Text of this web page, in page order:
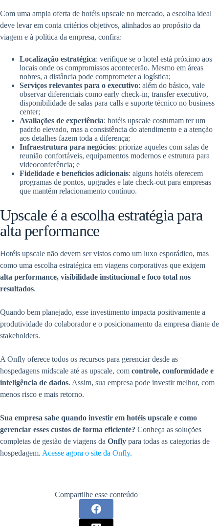
Com uma ampla oferta de hotéis upscale no mercado, a escolha ideal
deve levar em conta critérios objetivos, alinhados ao propósito da
viagem e à política da empresa, confira:
Localização estratégica: verifique se o hotel está próximo aos
locais onde os compromissos acontecerão. Mesmo em áreas
nobres, a distância pode comprometer a logística;
Serviços relevantes para o executivo: além do básico, vale
observar diferenciais como early check-in, transfer executivo,
disponibilidade de salas para calls e suporte técnico no business
center;
Avaliações de experiência: hotéis upscale costumam ter um
padrão elevado, mas a consistência do atendimento e a atenção
aos detalhes fazem toda a diferença;
Infraestrutura para negócios: priorize aqueles com salas de
reunião confortáveis, equipamentos modernos e estrutura para
videoconferência; e
Fidelidade e benefícios adicionais: alguns hotéis oferecem
programas de pontos, upgrades e late check-out para empresas
que mantêm relacionamento contínuo.
Upscale é a escolha estratégia para
alta performance
Hotéis upscale não devem ser vistos como um luxo esporádico, mas
como uma escolha estratégica em viagens corporativas que exigem
alta performance, visibilidade institucional e foco total nos
resultados.
Quando bem planejado, esse investimento impacta positivamente a
produtividade do colaborador e o posicionamento da empresa diante de
stakeholders.
A Onfly oferece todos os recursos para gerenciar desde as
hospedagens midscale até as upscale, com controle, conformidade e
inteligência de dados. Assim, sua empresa pode investir melhor, com
menos risco e mais retorno.
Sua empresa sabe quando investir em hotéis upscale e como
gerenciar esses custos de forma eficiente? Conheça as soluções
completas de gestão de viagens da Onfly para todas as categorias de
hospedagem. Acesse agora o site da Onfly.
Compartilhe esse conteúdo